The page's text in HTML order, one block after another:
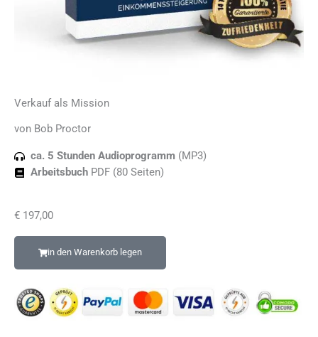
Verkauf als Mission
von Bob Proctor
ca. 5 Stunden Audioprogramm (MP3)
Arbeitsbuch PDF (80 Seiten)
€ 197,00
in den Warenkorb legen